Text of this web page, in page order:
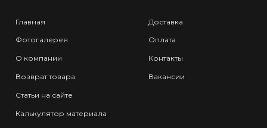
Главная
Фотогалерея
О компании
Возврат товара
Статьи на сайте
Калькулятор материала
Доставка
Оплата
Контакты
Вакансии